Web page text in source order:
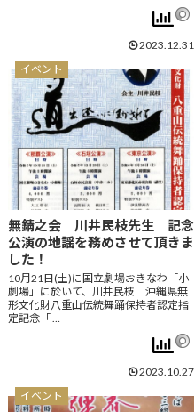
2023.12.31
イベント
無錆之会 川井民枝先生 記念
公演の地謡を務めさせて頂きま
した！
10月21日(土)に国立劇場おきなわ「小
劇場」に於いて、川井民枝 沖縄県無
形文化財八重山伝統舞踊保持者認定指
定記念「 …
2023.10.27
イベント